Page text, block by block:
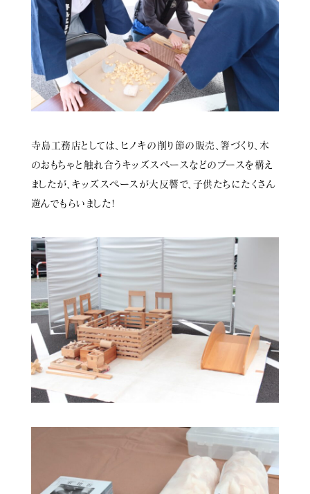
寺島工務店としては、ヒノキの削り節の販売、箸づくり、木
のおもちゃと触れ合うキッズスペースなどのブースを構え
ましたが、キッズスペースが大反響で、子供たちにたくさん
遊んでもらいました!